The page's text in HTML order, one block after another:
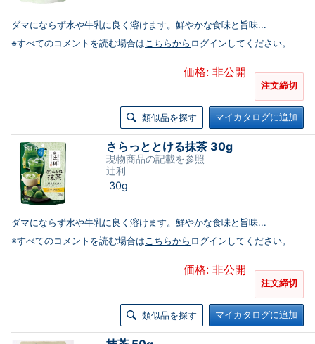
ダマにならず水や牛乳に良く溶けます。鮮やかな食味と旨味...
※すべてのコメントを読む場合はこちらから ログインしてください。
価格: 非公開
注文締切
類似品を探す マイカタログに追加
さらっととける抹茶 30g
現物商品の記載を参照
辻利
30g
ダマにならず水や牛乳に良く溶けます。鮮やかな食味と旨味...
※すべてのコメントを読む場合はこちらから ログインしてください。
価格: 非公開
注文締切
類似品を探す マイカタログに追加